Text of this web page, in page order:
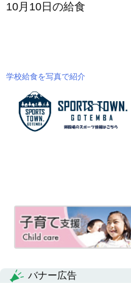
10月10日の給食
ー
ョ
ン
学校給食を写真で紹介
バナー広告